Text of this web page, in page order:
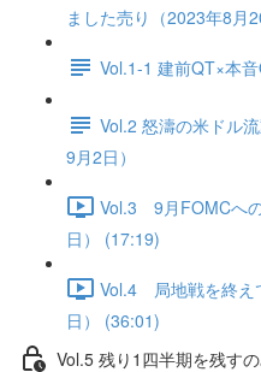
ました売り（2023年8月
Vol.1-1 建前QT×本
Vol.2 怒濤の米ドル
9月2日）
Vol.3 9月FOMCへ
日） (17:19)
Vol.4 局地戦を終え
日） (36:01)
Vol.5 残り1四半期を残す